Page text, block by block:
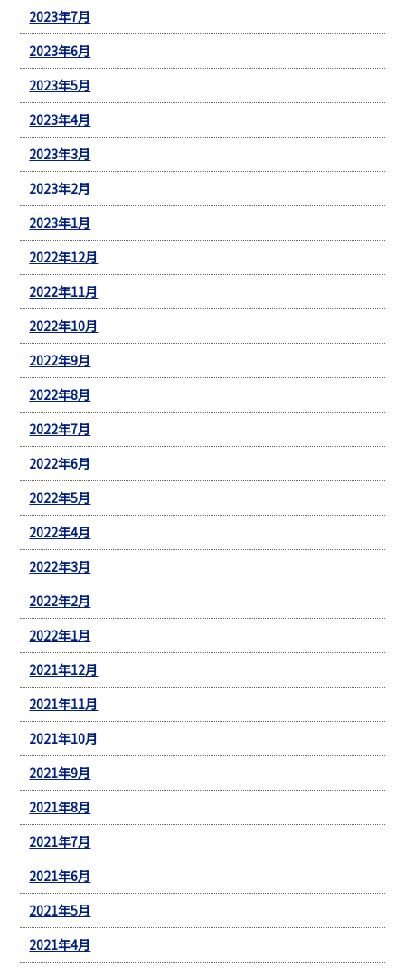
2023年7月
2023年6月
2023年5月
2023年4月
2023年3月
2023年2月
2023年1月
2022年12月
2022年11月
2022年10月
2022年9月
2022年8月
2022年7月
2022年6月
2022年5月
2022年4月
2022年3月
2022年2月
2022年1月
2021年12月
2021年11月
2021年10月
2021年9月
2021年8月
2021年7月
2021年6月
2021年5月
2021年4月